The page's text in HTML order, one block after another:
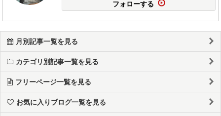
フォローする
月別記事一覧を見る
カテゴリ別記事一覧を見る
フリーページ一覧を見る
お気に入りブログ一覧を見る